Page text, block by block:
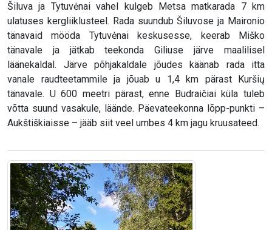
Šiluva ja Tytuvėnai vahel kulgeb Metsa matkarada 7 km
ulatuses kergliiklusteel. Rada suundub Šiluvose ja Maironio
tänavaid mööda Tytuvėnai keskusesse, keerab Miško
tänavale ja jätkab teekonda Giliuse järve maalilisel
läänekaldal. Järve põhjakaldale jõudes käänab rada itta
vanale raudteetammile ja jõuab u 1,4 km pärast Kuršių
tänavale. U 600 meetri pärast, enne Budraičiai küla tuleb
võtta suund vasakule, läände. Päevateekonna lõpp-punkti –
Aukštiškiaisse – jääb siit veel umbes 4 km jagu kruusateed.